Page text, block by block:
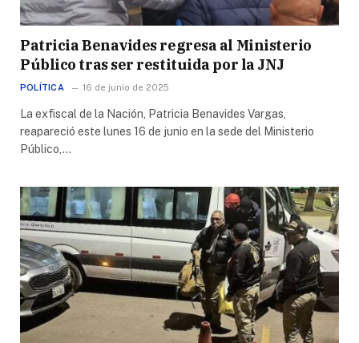
Patricia Benavides regresa al Ministerio
Público tras ser restituida por la JNJ
POLÍTICA 16 de junio de 2025
La exfiscal de la Nación, Patricia Benavides Vargas,
reapareció este lunes 16 de junio en la sede del Ministerio
Público,…